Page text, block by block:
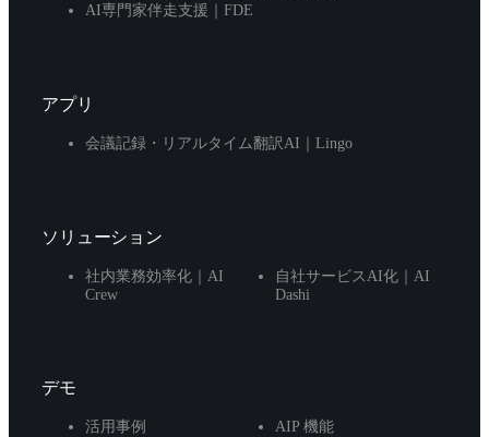
AI専門家伴走支援｜FDE
アプリ
会議記録・リアルタイム翻訳AI｜Lingo
ソリューション
社内業務効率化｜AI
Crew
自社サービスAI化｜AI
Dashi
デモ
活用事例
AIP 機能